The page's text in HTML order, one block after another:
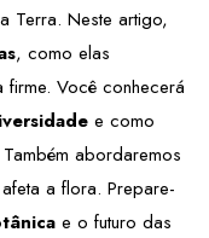
Terra. Neste artigo,
, como elas
Você conhecerá
e como
abordaremos
a flora. Prepare-
e o futuro das